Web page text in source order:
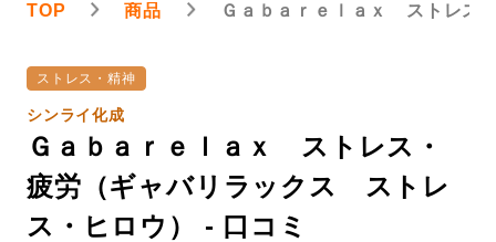
TOP 商品 Ｇａｂａｒｅｌａｘ ストレス
ストレス・精神
シンライ化成
Ｇａｂａｒｅｌａｘ ストレス・
疲労（ギャバリラックス ストレ
ス・ヒロウ） - 口コミ